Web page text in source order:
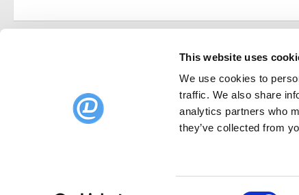
This website uses
We use cookies to
traffic. We also share
analytics partners who
they’ve collected from
Lyongade 21, 1. sal
2300 København S.
For restauranter